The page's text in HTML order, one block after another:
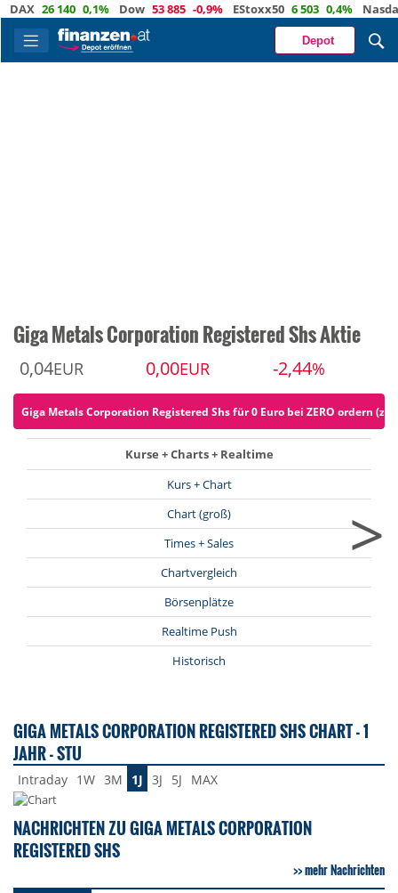
26 140 0,1% Dow 53 885 -0,9% EStoxx50 6 503 0,4% Nasdaq
Depot
Giga Metals Corporation Registered Shs Aktie
0,04EUR 0,00EUR -2,44%
Giga Metals Corporation Registered Shs für 0 Euro bei ZERO ordern
Kurse + Charts + Realtime
Kurs + Chart
Chart (groß)
Times + Sales
Chartvergleich
Börsenplätze
Realtime Push
Historisch
>
GIGA METALS CORPORATION REGISTERED SHS CHART - 1
JAHR - STU
Intraday 1W 3M 1J 3J 5J MAX
NACHRICHTEN ZU GIGA METALS CORPORATION
REGISTERED SHS
mehr Nachrichten